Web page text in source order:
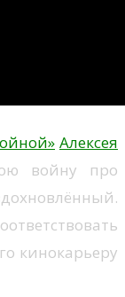
Алексея
войну про
кинокарьеру